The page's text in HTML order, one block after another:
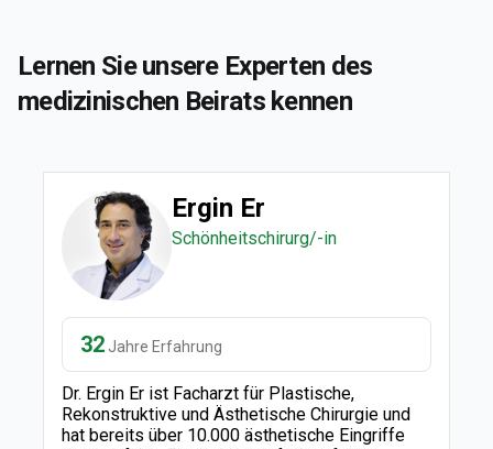
Lernen Sie unsere Experten des
medizinischen Beirats kennen
Ergin Er
Schönheitschirurg/-in
32 Jahre Erfahrung
Dr. Ergin Er ist Facharzt für Plastische,
Rekonstruktive und Ästhetische Chirurgie und
hat bereits über 10.000 ästhetische Eingriffe